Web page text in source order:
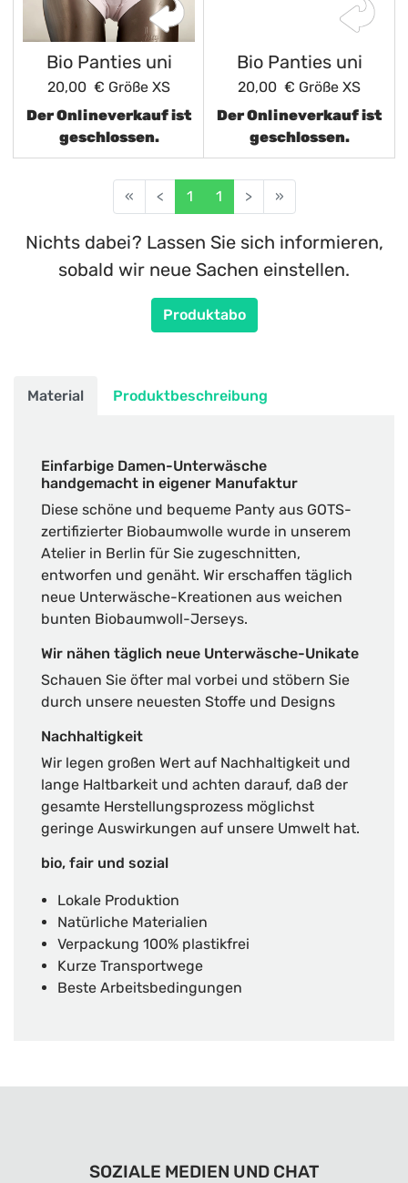
Bio Panties uni
20,00 € Größe XS
Der Onlineverkauf ist
geschlossen.
Bio Panties uni
20,00 € Größe XS
Der Onlineverkauf ist
geschlossen.
« < 1 1 > »
Nichts dabei? Lassen Sie sich informieren,
sobald wir neue Sachen einstellen.
Produktabo
Material Produktbeschreibung
Einfarbige Damen-Unterwäsche
handgemacht in eigener Manufaktur
Diese schöne und bequeme Panty aus GOTS-
zertifizierter Biobaumwolle wurde in unserem
Atelier in Berlin für Sie zugeschnitten,
entworfen und genäht. Wir erschaffen täglich
neue Unterwäsche-Kreationen aus weichen
bunten Biobaumwoll-Jerseys.
Wir nähen täglich neue Unterwäsche-Unikate
Schauen Sie öfter mal vorbei und stöbern Sie
durch unsere neuesten Stoffe und Designs
Nachhaltigkeit
Wir legen großen Wert auf Nachhaltigkeit und
lange Haltbarkeit und achten darauf, daß der
gesamte Herstellungsprozess möglichst
geringe Auswirkungen auf unsere Umwelt hat.
bio, fair und sozial
Lokale Produktion
Natürliche Materialien
Verpackung 100% plastikfrei
Kurze Transportwege
Beste Arbeitsbedingungen
SOZIALE MEDIEN UND CHAT